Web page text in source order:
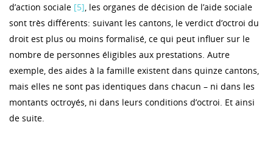
d’action sociale [5], les organes de décision de l’aide sociale
sont très différents: suivant les cantons, le verdict d’octroi du
droit est plus ou moins formalisé, ce qui peut influer sur le
nombre de personnes éligibles aux prestations. Autre
exemple, des aides à la famille existent dans quinze cantons,
mais elles ne sont pas identiques dans chacun – ni dans les
montants octroyés, ni dans leurs conditions d’octroi. Et ainsi
de suite.